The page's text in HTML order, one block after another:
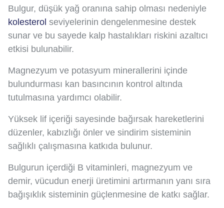
Bulgur, düşük yağ oranına sahip olması nedeniyle
kolesterol seviyelerinin dengelenmesine destek
sunar ve bu sayede kalp hastalıkları riskini azaltıcı
etkisi bulunabilir.
Magnezyum ve potasyum minerallerini içinde
bulundurması kan basıncının kontrol altında
tutulmasına yardımcı olabilir.
Yüksek lif içeriği sayesinde bağırsak hareketlerini
düzenler, kabızlığı önler ve sindirim sisteminin
sağlıklı çalışmasına katkıda bulunur.
Bulgurun içerdiği B vitaminleri, magnezyum ve
demir, vücudun enerji üretimini artırmanın yanı sıra
bağışıklık sisteminin güçlenmesine de katkı sağlar.